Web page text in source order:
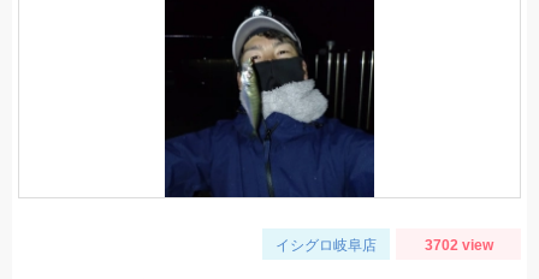
イシグロ岐阜店 3702 view